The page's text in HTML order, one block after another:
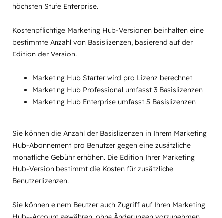
höchsten Stufe Enterprise.
Kostenpflichtige Marketing Hub-Versionen beinhalten eine
bestimmte Anzahl von Basislizenzen, basierend auf der
Edition der Version.
Marketing Hub Starter wird pro Lizenz berechnet
Marketing Hub Professional umfasst 3 Basislizenzen
Marketing Hub Enterprise umfasst 5 Basislizenzen
Sie können die Anzahl der Basislizenzen in Ihrem Marketing
Hub-Abonnement pro Benutzer gegen eine zusätzliche
monatliche Gebühr erhöhen. Die Edition Ihrer Marketing
Hub-Version bestimmt die Kosten für zusätzliche
Benutzerlizenzen.
Sie können einem Beutzer auch Zugriff auf Ihren Marketing